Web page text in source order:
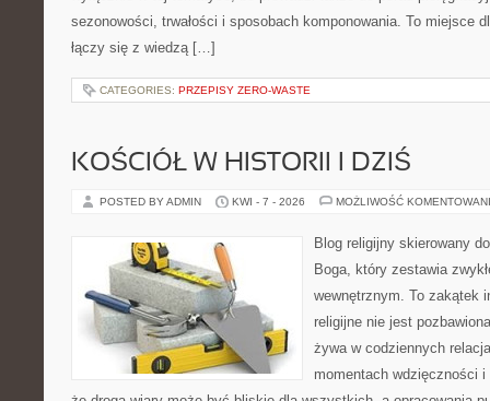
sezonowości, trwałości i sposobach komponowania. To miejsce
łączy się z wiedzą […]
CATEGORIES: PRZEPISY ZERO-WASTE
KOŚCIÓŁ W HISTORII I DZIŚ
POSTED BY ADMIN KWI - 7 - 2026 MOŻLIWOŚĆ
Blog religijny skierowany
Boga, który zestawia
wewnętrznym. To zakątek
religijne nie jest
żywa w codziennych
momentach wdzięczności